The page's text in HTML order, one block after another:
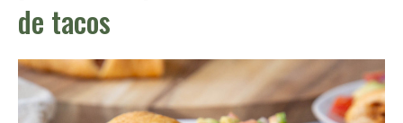
de tacos